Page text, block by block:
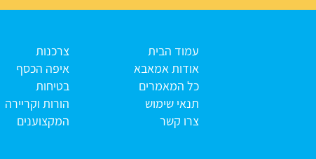
עמוד הבית
אודות אמאבא
כל המאמרים
תנאי שימוש
צרו קשר
צרכנות
איפה הכסף
בטיחות
הורות וקריירה
המקצוענים